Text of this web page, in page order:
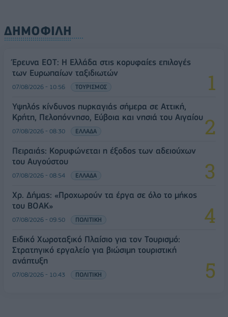
ΔΗΜΟΦΙΛΗ
Έρευνα ΕΟΤ: Η Ελλάδα στις κορυφαίες επιλογές
των Ευρωπαίων ταξιδιωτών
07/08/2026 - 10:56 ΤΟΥΡΙΣΜΟΣ
Υψηλός κίνδυνος πυρκαγιάς σήμερα σε Αττική,
Κρήτη, Πελοπόννησο, Εύβοια και νησιά του Αιγαίου
07/08/2026 - 08:30 ΕΛΛΑΔΑ
Πειραιάς: Κορυφώνεται η έξοδος των αδειούχων
του Αυγούστου
07/08/2026 - 08:54 ΕΛΛΑΔΑ
Χρ. Δήμας: «Προχωρούν τα έργα σε όλο το μήκος
του ΒΟΑΚ»
07/08/2026 - 09:50 ΠΟΛΙΤΙΚΗ
Ειδικό Χωροταξικό Πλαίσιο για τον Τουρισμό:
Στρατηγικό εργαλείο για βιώσιμη τουριστική
ανάπτυξη
07/08/2026 - 10:43 ΠΟΛΙΤΙΚΗ